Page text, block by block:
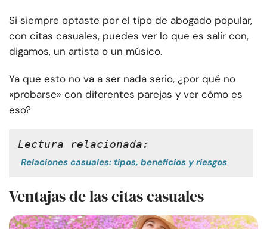
Si siempre optaste por el tipo de abogado popular,
con citas casuales, puedes ver lo que es salir con,
digamos, un artista o un músico.
Ya que esto no va a ser nada serio, ¿por qué no
«probarse» con diferentes parejas y ver cómo es
eso?
Lectura relacionada:
Relaciones casuales: tipos, beneficios y riesgos
Ventajas de las citas casuales